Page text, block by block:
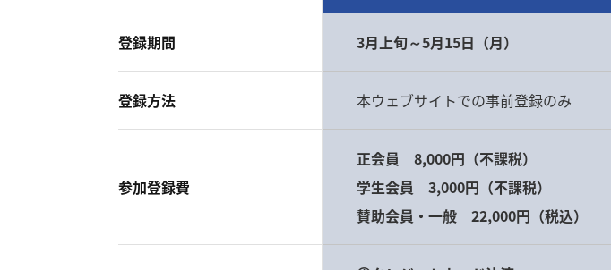
登録期間 3月上旬～5月15日（月）
登録方法 本ウェブサイトでの事前登録のみ
参加登録費
正会員 8,000円（不課税）
学生会員 3,000円（不課税）
賛助会員・一般 22,000円（税込）